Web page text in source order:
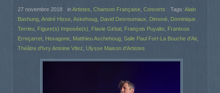
27 novembre 2018 inArtistes Chanson Française Concerts Tags: Alain
Bashung André Hisse Askehoug David Desreumaux Dimoné Dominique
Terrieu Figure(s) Imposée(s) Flavie Girbal François Puyalto Frantxoa
Erreçarret Hexagone Matthieu Aschehoug Salle Paul Fort-La Bouche d'Air,
Théâtre d'Ivry Antoine Vitez
Ulysse Maison d'Artistes